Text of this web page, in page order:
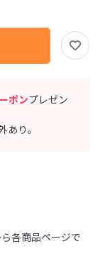
ポンプレゼン
り。
各商品ページで